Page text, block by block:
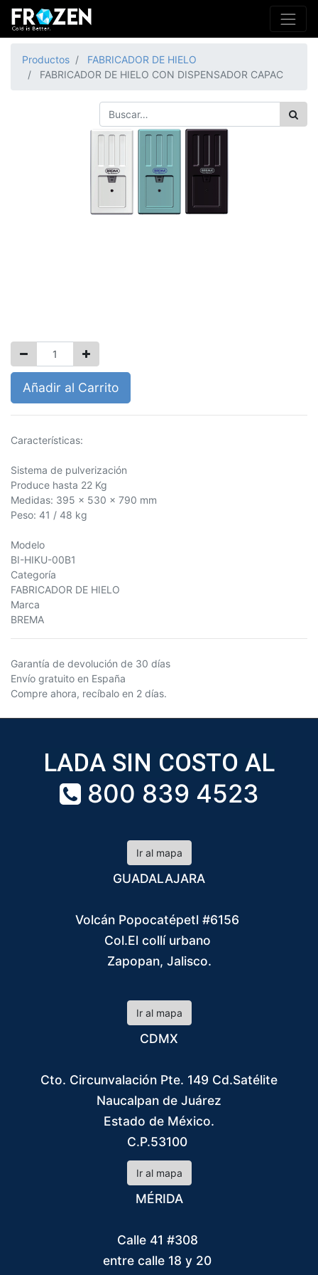
Productos
FABRICADOR DE HIELO
FABRICADOR DE HIELO CON DISPENSADOR CAPAC
Añadir al Carrito
Características:
Sistema de pulverización
Produce hasta 22 Kg
Medidas: 395 x 530 x 790 mm
Peso: 41 / 48 kg
Modelo
BI-HIKU-00B1
Categoría
FABRICADOR DE HIELO
Marca
BREMA
Garantía de devolución de 30 días
Envío gratuito en España
Compre ahora, recíbalo en 2 días.
LADA SIN COSTO AL
800 839 4523
Ir al mapa
GUADALAJARA
Volcán Popocatépetl #6156
Col.El collí urbano
Zapopan, Jalisco.
Ir al mapa
CDMX
Cto. Circunvalación Pte. 149 Cd.Satélite
Naucalpan de Juárez
Estado de México.
C.P.53100
Ir al mapa
MÉRIDA
Calle 41 #308
entre calle 18 y 20